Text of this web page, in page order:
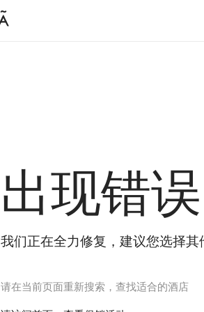
出现错误
我们正在全力修复，建议您选择其
请在当前页面重新搜索，查找适合的酒店